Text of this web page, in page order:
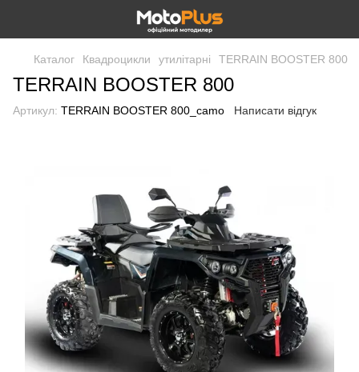
Каталог Квадроцикли утилітарні TERRAIN BOOSTER 800
TERRAIN BOOSTER 800
Артикул: TERRAIN BOOSTER 800_camo Написати відгук